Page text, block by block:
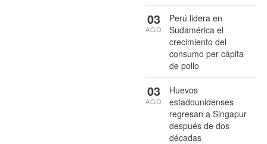
Perú lidera en
Sudamérica el
crecimiento del
consumo per cápita
de pollo
03
AGO
Huevos
estadounidenses
regresan a Singapur
después de dos
décadas
03
AGO